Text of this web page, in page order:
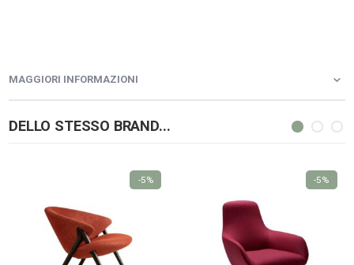
MAGGIORI INFORMAZIONI
DELLO STESSO BRAND...
-5% -5%